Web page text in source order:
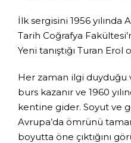
İlk sergisini 1956 yılında
Tarih Coğrafya
Yeni tanıştığı Turan Erol
Her zaman ilgi duyduğu
burs kazanır ve 1960
kentine gider. Soyut ve
Avrupa’da ömrünü
boyutta öne çıktığını